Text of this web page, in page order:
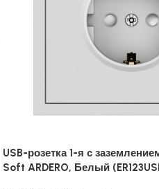
USB-розетка 1-я с
Soft ARDERO, Белый